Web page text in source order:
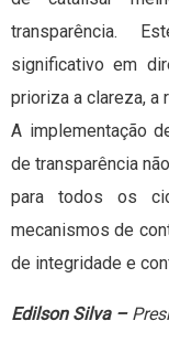
transparência.
significativo em
prioriza a clareza, a
A implementação
de transparência
para todos os
mecanismos de
de integridade e
Edilson Silva –